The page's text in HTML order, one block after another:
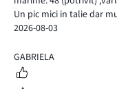
Un pic mici in talie dar
2026-08-03
5
GABRIELA